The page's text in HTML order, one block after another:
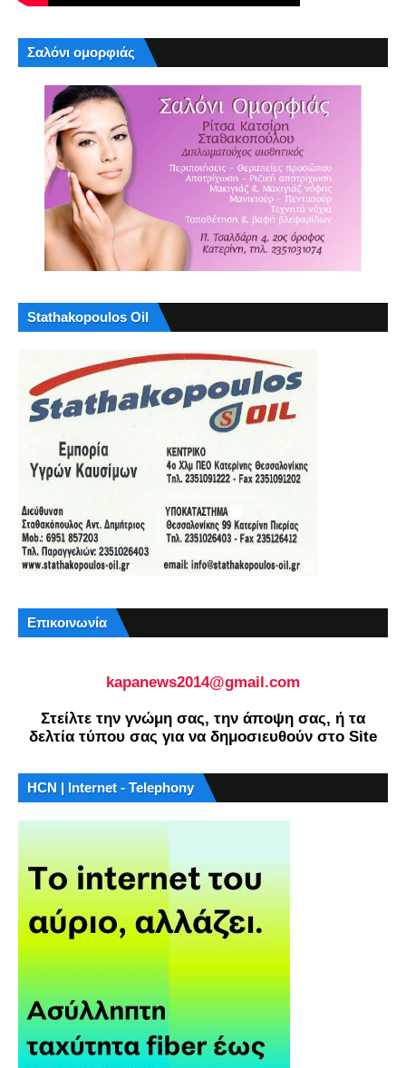
Σαλόνι ομορφιάς
Stathakopoulos Oil
Επικοινωνία
kapanews2014@gmail.com
Στείλτε την γνώμη σας, την άποψη σας, ή τα
δελτία τύπου σας για να δημοσιευθούν στο Site
HCN | Internet - Telephony